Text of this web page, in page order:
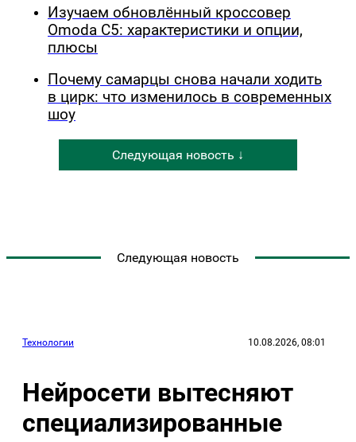
Изучаем обновлённый кроссовер
Omoda C5: характеристики и опции,
плюсы
Почему самарцы снова начали ходить
в цирк: что изменилось в современных
шоу
Следующая новость ↓
Следующая новость
Технологии 10.08.2026, 08:01
Нейросети вытесняют
специализированные